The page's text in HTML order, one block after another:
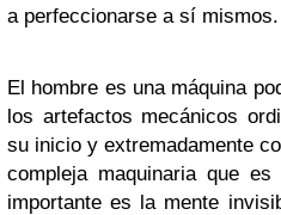
a perfeccionarse a sí mismos.
El hombre es una máquina
los artefactos mecánicos
su inicio y extremadamente
compleja maquinaria que
importante es la mente